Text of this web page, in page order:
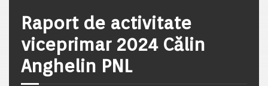
Raport de activitate
viceprimar 2024 Călin
Anghelin PNL